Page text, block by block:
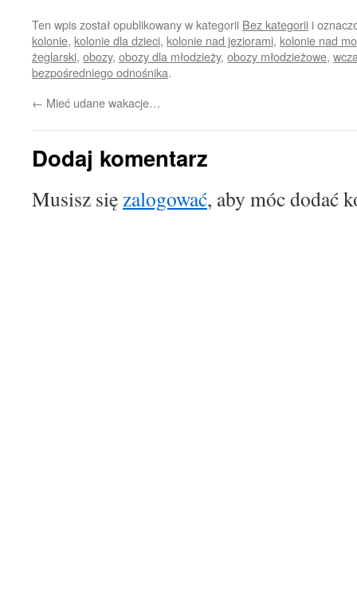
Ten wpis został opublikowany w kategorii Bez kategorii i
kolonie, kolonie dla dzieci, kolonie nad jeziorami, kolonie nad
żeglarski, obozy, obozy dla młodzieży, obozy młodzieżowe,
bezpośredniego odnośnika.
← Mieć udane wakacje…
Dodaj komentarz
Musisz sięzalogować, aby móc dodać